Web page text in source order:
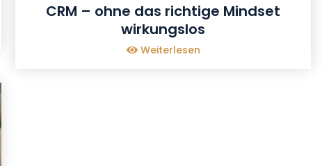
CRM – ohne das richtige Mindset
wirkungslos
Weiterlesen